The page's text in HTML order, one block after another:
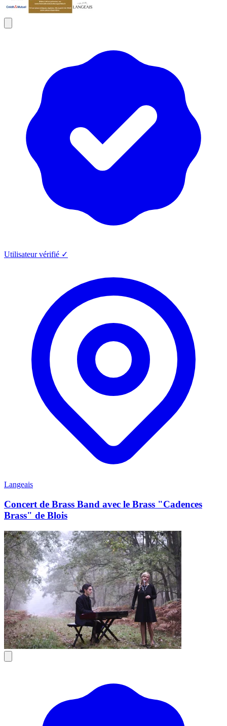
Utilisateur vérifié ✓
Langeais
Concert de Brass Band avec le Brass "Cadences
Brass" de Blois